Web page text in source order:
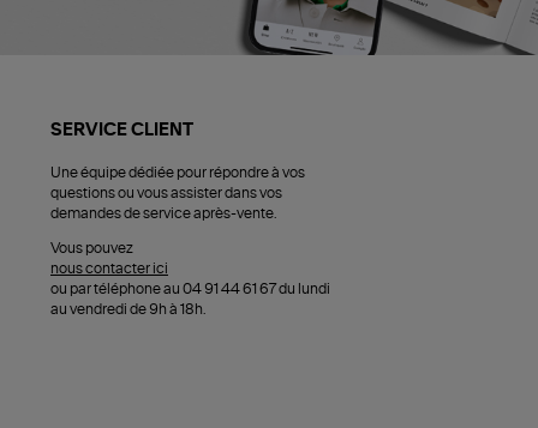
SERVICE CLIENT
Une équipe dédiée pour répondre à vos
questions ou vous assister dans vos
demandes de service après-vente.
Vous pouvez
nous contacter ici
ou par téléphone au 04 91 44 61 67 du lundi
au vendredi de 9h à 18h.